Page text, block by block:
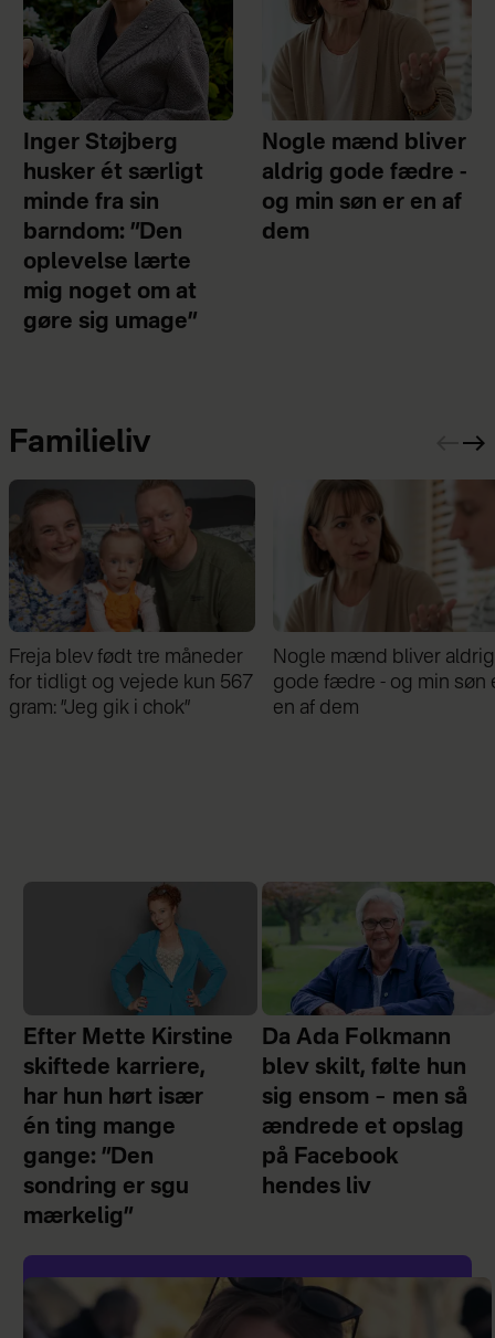
Inger Støjberg
husker ét særligt
minde fra sin
barndom: ”Den
oplevelse lærte
mig noget om at
gøre sig umage”
Nogle mænd bliver
aldrig gode fædre -
og min søn er en af
dem
Familieliv
Nogle mænd bliver aldrig
gode fædre - og min søn er
en af dem
Samira Nawa: ”Det er
fantastisk at have min
familie, men jeg elsker
Efter Mette Kirstine
skiftede karriere,
har hun hørt især
én ting mange
gange: ”Den
sondring er sgu
mærkelig”
Da Ada Folkmann
blev skilt, følte hun
sig ensom – men så
ændrede et opslag
på Facebook
hendes liv